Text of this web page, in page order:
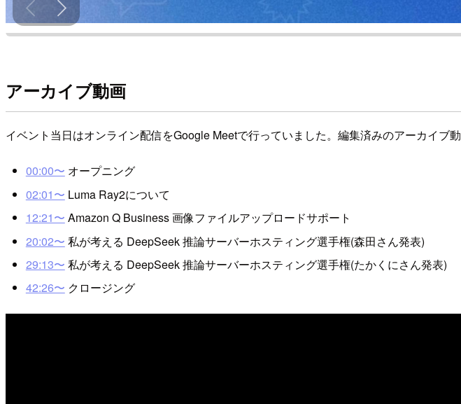
アーカイブ動画
イベント当日はオンライン配信をGoogle Meetで行っていました。編集済みのアーカイブ
00:00〜 オープニング
02:01〜 Luma Ray2について
12:21〜 Amazon Q Business 画像ファイルアップロードサポート
20:02〜 私が考える DeepSeek 推論サーバーホスティング選手権(森田さん発表)
29:13〜 私が考える DeepSeek 推論サーバーホスティング選手権(たかくにさん発表)
42:26〜 クロージング